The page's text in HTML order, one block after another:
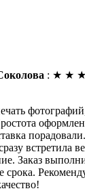
: ★ ★ ★
встретила
Заказ
срока.